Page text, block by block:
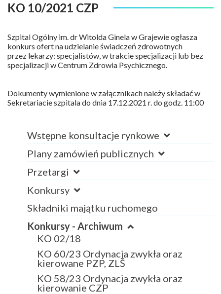
Wstępne konsultacje rynkowe
Plany zamówień publicznych
Przetargi
Konkursy
Składniki majątku ruchomego
Konkursy - Archiwum
KO 02/18
KO 60/23 Ordynacja zwykła oraz
kierowane PZP, ZLŚ
KO 58/23 Ordynacja zwykła oraz
kierowanie CZP
KO 10/2021 CZP
Szpital Ogólny im. dr Witolda Ginela w Grajewie ogłasza
konkurs ofert na udzielanie świadczeń zdrowotnych
przez lekarzy: specjalistów, w trakcie specjalizacji lub bez
specjalizacji w Centrum Zdrowia Psychicznego.
Dokumenty wymienione w załącznikach należy składać w
Sekretariacie szpitala do dnia 17.12.2021 r. do godz. 11:00